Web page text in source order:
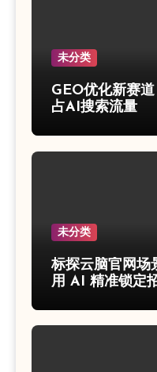
未分类
GEO优化新赛
占AI搜索流量
未分类
标探云脑官网场
用 AI 精准锁定